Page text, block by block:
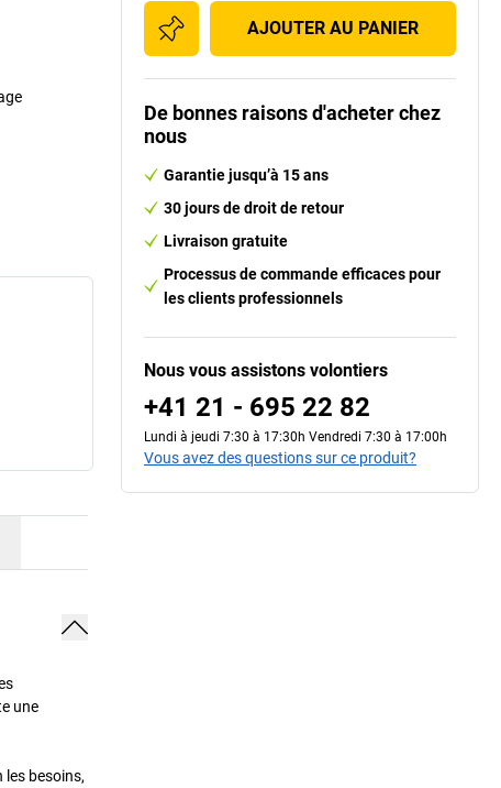
une
les besoins,
AJOUTER AU PANIER
De bonnes raisons d'acheter chez
nous
Garantie jusqu’à 15 ans
30 jours de droit de retour
Livraison gratuite
Processus de commande efficaces pour
les clients professionnels
Nous vous assistons volontiers
+41 21 - 695 22 82
Lundi à jeudi 7:30 à 17:30h Vendredi 7:30 à 17:00h
Vous avez des questions sur ce produit?